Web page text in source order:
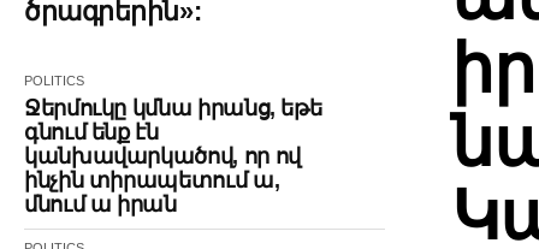
ծրագրերին»:
POLITICS
Ջերմուկը կմնա իրանց, եթե
գնում ենք էն
կանխավարկածով, որ ով
ինչին տիրապետում ա,
մնում ա իրան